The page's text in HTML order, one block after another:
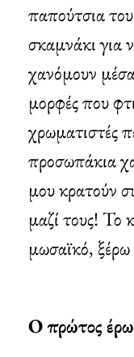
παπούτσια
σκαμνάκι για
χανόμουν
μορφές που
χρωματιστές
προσωπάκια
μου κρατούν
μαζί τους!
μωσαϊκό,
Ο πρώτος